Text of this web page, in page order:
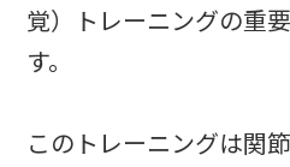
覚）トレーニングの重
す。
このトレーニングは関